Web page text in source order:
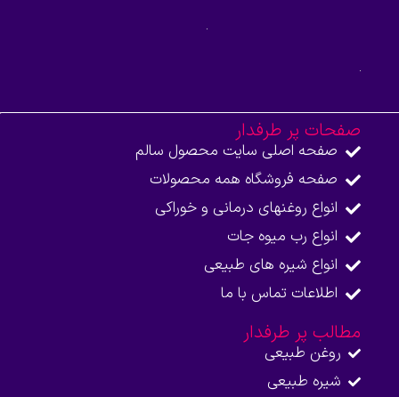
صفحات پر طرفدار
صفحه اصلی سایت محصول سالم
صفحه فروشگاه همه محصولات​
انواع روغنهای درمانی و خوراکی
انواع رب میوه جات
انواع شیره های طبیعی
اطلاعات تماس با ما​
مطالب پر طرفدار
روغن طبیعی
شیره طبیعی